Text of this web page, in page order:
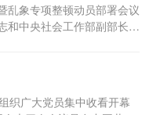
子成员要始终坚持...
乱象专项整顿动员部署会议
和中央社会工作部副部长柳
以抓铁有痕的韧劲，聚焦
织广大党员集中收看开幕